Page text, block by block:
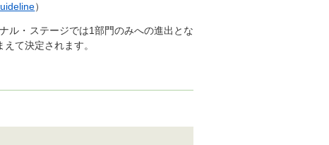
）
ル・ステージでは1部門のみへの進出とな
て決定されます。